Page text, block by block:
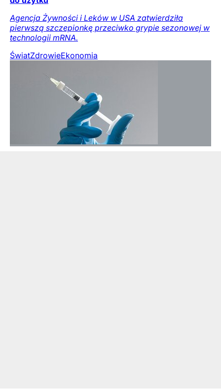
Agencja Żywności i Leków w USA zatwierdziła
pierwszą szczepionkę przeciwko grypie sezonowej w
technologii mRNA.
ŚwiatZdrowieEkonomia